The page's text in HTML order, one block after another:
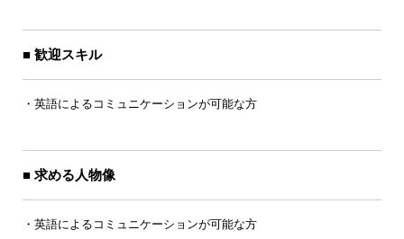
■ 歓迎スキル
・英語によるコミュニケーションが可能な方
■ 求める人物像
・英語によるコミュニケーションが可能な方